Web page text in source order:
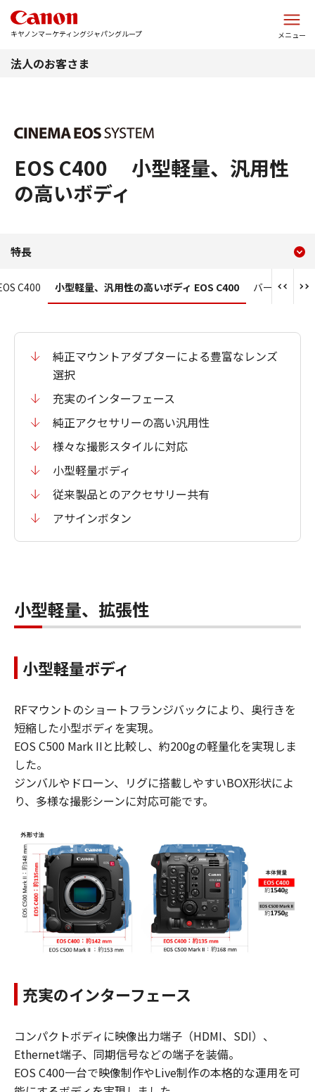
キヤノンマーケティングジャパングループ メニュー
法人のお客さま
EOS C400 小型軽量、汎用性
の高いボディ
小型軽量、汎用性の高いボ
特長
C400 小型軽量、汎用性の高いボディ EOS C400 バーチャル・
純正マウントアダプターによる豊富なレンズ
選択
充実のインターフェース
純正アクセサリーの高い汎用性
様々な撮影スタイルに対応
小型軽量ボディ
従来製品とのアクセサリー共有
アサインボタン
小型軽量、拡張性
小型軽量ボディ
RFマウントのショートフランジバックにより、奥行きを
短縮した小型ボディを実現。
EOS C500 Mark IIと比較し、約200gの軽量化を実現しま
した。
ジンバルやドローン、リグに搭載しやすいBOX形状によ
り、多様な撮影シーンに対応可能です。
充実のインターフェース
コンパクトボディに映像出力端子（HDMI、SDI）、
Ethernet端子、同期信号などの端子を装備。
EOS C400一台で映像制作やLive制作の本格的な運用を可